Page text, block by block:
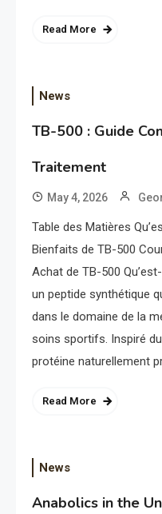
Read More
News
TB-500 : Guide
Traitement
May 4, 2026
Table des Matières
Bienfaits de TB-500
Achat de TB-500
un peptide synthétique
dans le domaine de la
soins sportifs. Inspiré
protéine naturellement
Read More
News
Anabolics in the